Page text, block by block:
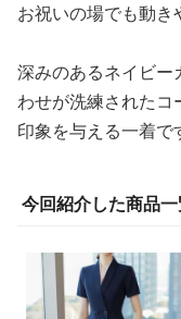
お祝いの場でも動き
深みのあるネイビー
わせが洗練されたコ
印象を与える一着で
今回紹介した商品